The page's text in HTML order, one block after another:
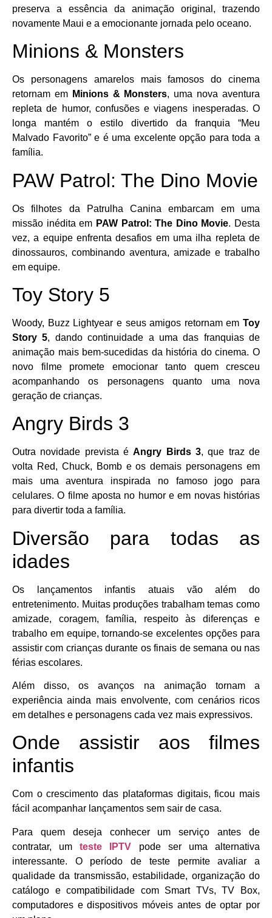
preserva a essência da animação original, trazendo
novamente Maui e a emocionante jornada pelo oceano.
Minions & Monsters
Os personagens amarelos mais famosos do cinema
retornam em Minions & Monsters, uma nova aventura
repleta de humor, confusões e viagens inesperadas. O
longa mantém o estilo divertido da franquia “Meu
Malvado Favorito” e é uma excelente opção para toda a
família.
PAW Patrol: The Dino Movie
Os filhotes da Patrulha Canina embarcam em uma
missão inédita em PAW Patrol: The Dino Movie. Desta
vez, a equipe enfrenta desafios em uma ilha repleta de
dinossauros, combinando aventura, amizade e trabalho
em equipe.
Toy Story 5
Woody, Buzz Lightyear e seus amigos retornam em Toy
Story 5, dando continuidade a uma das franquias de
animação mais bem-sucedidas da história do cinema. O
novo filme promete emocionar tanto quem cresceu
acompanhando os personagens quanto uma nova
geração de crianças.
Angry Birds 3
Outra novidade prevista éAngry Birds 3, que traz de
volta Red, Chuck, Bomb e os demais personagens em
mais uma aventura inspirada no famoso jogo para
celulares. O filme aposta no humor e em novas histórias
para divertir toda a família.
Diversão para todas as
idades
Os lançamentos infantis atuais vão além do
entretenimento. Muitas produções trabalham temas como
amizade, coragem, família, respeito às diferenças e
trabalho em equipe, tornando-se excelentes opções para
assistir com crianças durante os finais de semana ou nas
férias escolares.
Além disso, os avanços na animação tornam a
experiência ainda mais envolvente, com cenários ricos
em detalhes e personagens cada vez mais expressivos.
Onde assistir aos filmes
infantis
Com o crescimento das plataformas digitais, ficou mais
fácil acompanhar lançamentos sem sair de casa.
Para quem deseja conhecer um serviço antes de
contratar, umteste IPTV pode ser uma alternativa
interessante. O período de teste permite avaliar a
qualidade da transmissão, estabilidade, organização do
catálogo e compatibilidade com Smart TVs, TV Box,
computadores e dispositivos móveis antes de optar por